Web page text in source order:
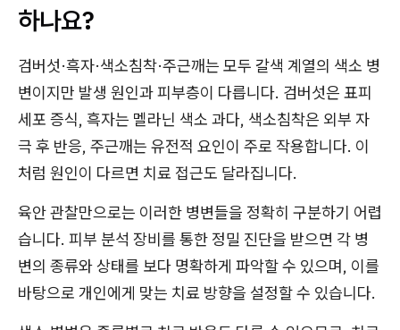
하나요?
검버섯·흑자·색소침착·주근깨는 모두 갈색 계열의 색소 병
변이지만 발생 원인과 피부층이 다릅니다. 검버섯은 표피
세포 증식, 흑자는 멜라닌 색소 과다, 색소침착은 외부 자
극 후 반응, 주근깨는 유전적 요인이 주로 작용합니다. 이
처럼 원인이 다르면 치료 접근도 달라집니다.
육안 관찰만으로는 이러한 병변들을 정확히 구분하기 어렵
습니다. 피부 분석 장비를 통한 정밀 진단을 받으면 각 병
변의 종류와 상태를 보다 명확하게 파악할 수 있으며, 이를
바탕으로 개인에게 맞는 치료 방향을 설정할 수 있습니다.